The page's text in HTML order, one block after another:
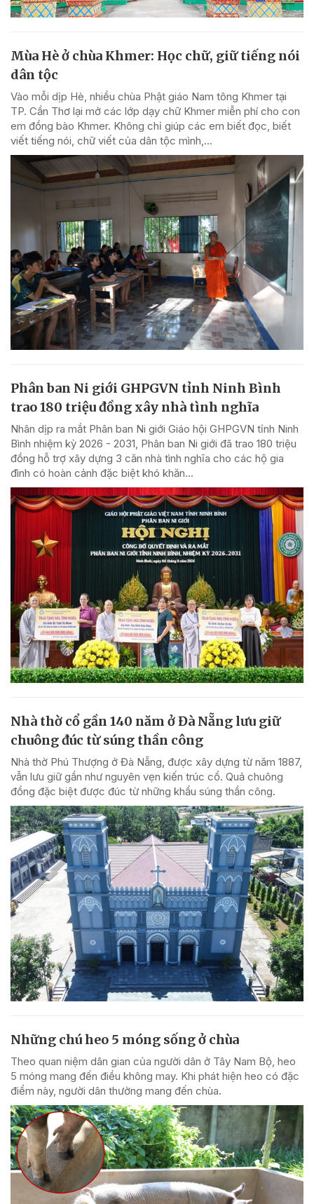
Mùa Hè ở chùa Khmer: Học chữ, giữ tiếng nói
dân tộc
Vào mỗi dịp Hè, nhiều chùa Phật giáo Nam tông Khmer tại
TP. Cần Thơ lại mở các lớp dạy chữ Khmer miễn phí cho con
em đồng bào Khmer. Không chỉ giúp các em biết đọc, biết
viết tiếng nói, chữ viết của dân tộc mình,...
Phân ban Ni giới GHPGVN tỉnh Ninh Bình
trao 180 triệu đồng xây nhà tình nghĩa
Nhân dịp ra mắt Phân ban Ni giới Giáo hội GHPGVN tỉnh Ninh
Bình nhiệm kỳ 2026 - 2031, Phân ban Ni giới đã trao 180 triệu
đồng hỗ trợ xây dựng 3 căn nhà tình nghĩa cho các hộ gia
đình có hoàn cảnh đặc biệt khó khăn...
Nhà thờ cổ gần 140 năm ở Đà Nẵng lưu giữ
chuông đúc từ súng thần công
Nhà thờ Phú Thượng ở Đà Nẵng, được xây dựng từ năm 1887,
vẫn lưu giữ gần như nguyên vẹn kiến trúc cổ. Quả chuông
đồng đặc biệt được đúc từ những khẩu súng thần công.
Những chú heo 5 móng sống ở chùa
Theo quan niệm dân gian của người dân ở Tây Nam Bộ, heo
5 móng mang đến điều không may. Khi phát hiện heo có đặc
điểm này, người dân thường mang đến chùa.